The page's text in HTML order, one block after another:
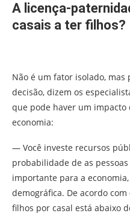
A licença-
casais a ter filhos?
Não é um fator isolado,
decisão, dizem os
que pode haver um impacto
economia:
— Você investe recursos
probabilidade de as
importante para a
demográfica. De acordo
filhos por casal está abaixo